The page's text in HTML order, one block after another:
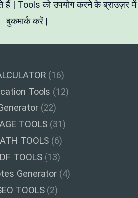
हैं | Tools को उपयोग करने के ब्राउज़र में
बुकमार्क करें |
(16)
Tools (12)
(22)
TOOLS(31)
TOOLS (6)
TOOLS(13)
Generator(4)
TOOLS (2)